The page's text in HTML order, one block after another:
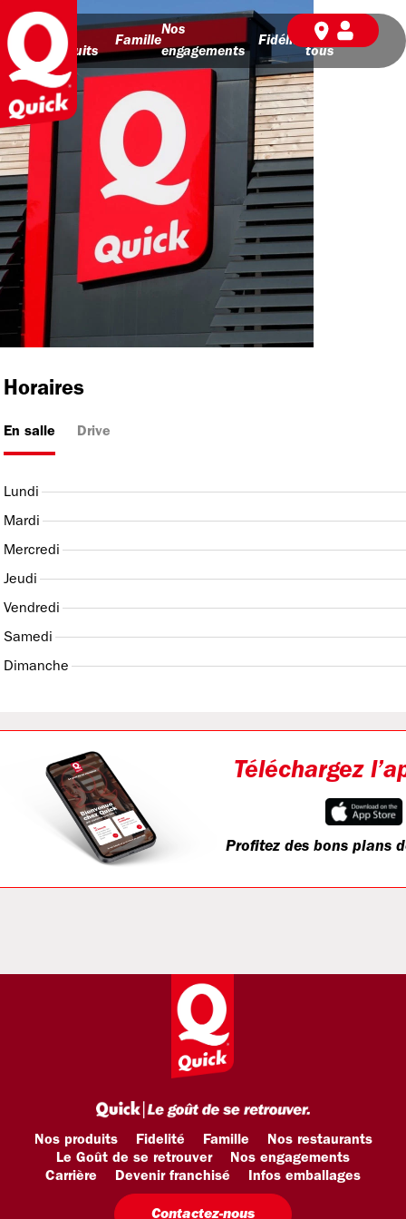
Nos
produits
Famille
Nos
engagements
Fidélité
BD pour
tous
Horaires
En salle Drive
Lundi
Mardi
Mercredi
Jeudi
Vendredi
Samedi
Dimanche
Téléchargez
Profitez des bons plans
Nos produits Fidelité Famille
Nos restaurants
Le Goût de se retrouver
Nos engagements
Carrière
Devenir franchisé Infos emballages
Contactez-nous